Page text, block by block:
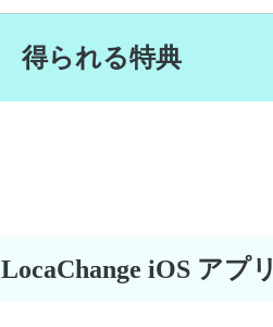
得られる特典
LocaChange iOS アプリ